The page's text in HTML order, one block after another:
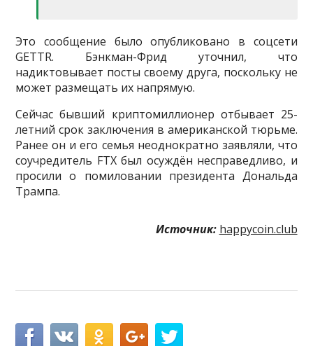
Это сообщение было опубликовано в соцсети
GETTR. Бэнкман-Фрид уточнил, что
надиктовывает посты своему друга, поскольку не
может размещать их напрямую.
Сейчас бывший криптомиллионер отбывает 25-
летний срок заключения в американской тюрьме.
Ранее он и его семья неоднократно заявляли, что
соучредитель FTX был осуждён несправедливо, и
просили о помиловании президента Дональда
Трампа.
Источник: happycoin.club